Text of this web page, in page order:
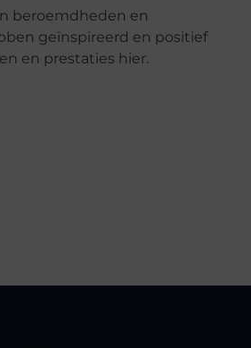
beroemdheden en
geïnspireerd en positief
en prestaties hier.